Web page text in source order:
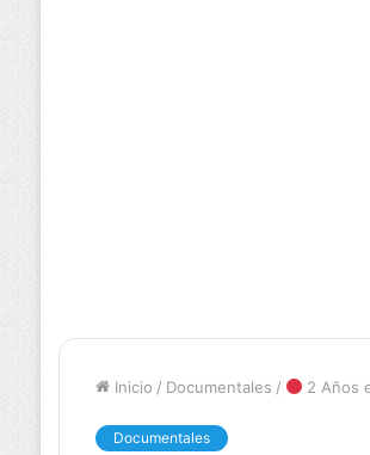
Inicio / Documentales / 2 Años
Documentales